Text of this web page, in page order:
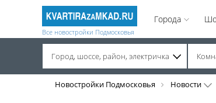
Все новостройки Подмосковья
Города
Город, шоссе, район, электричка
Новостройки Подмосковья Новости